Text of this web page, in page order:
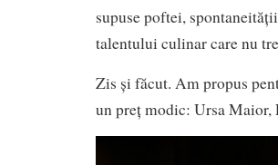
supuse poftei,
talentului culinar care nu
Zis și făcut. Am propus
un preț modic: Ursa Maior,